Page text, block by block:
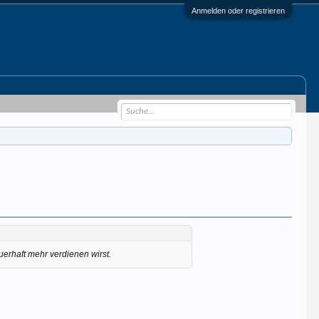
Anmelden oder registrieren
mehr verdienen wirst.